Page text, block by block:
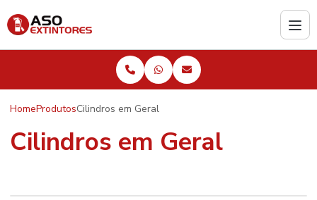
HomeProdutosCilindros em Geral
Cilindros em Geral